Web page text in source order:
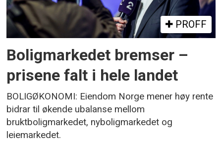
PROFF
Boligmarkedet bremser –
prisene falt i hele landet
BOLIGØKONOMI: Eiendom Norge mener høy rente
bidrar til økende ubalanse mellom
bruktboligmarkedet, nyboligmarkedet og
leiemarkedet.